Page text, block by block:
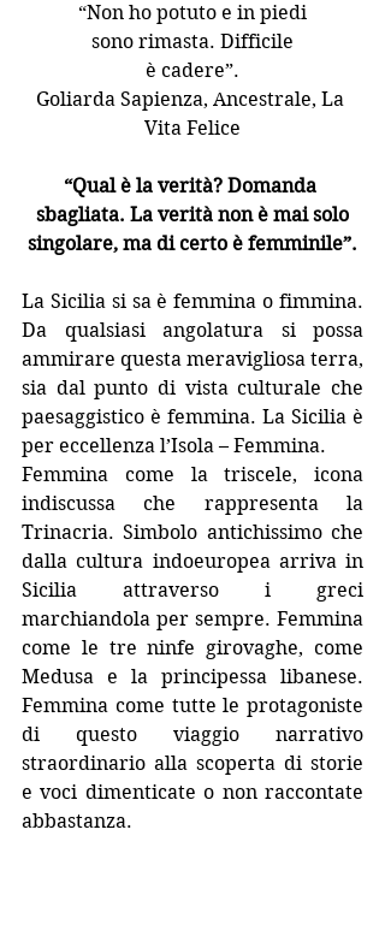
“Non ho potuto e in piedi
sono rimasta. Difficile
è cadere”.
Goliarda Sapienza, Ancestrale, La
Vita Felice
“Qual è la verità? Domanda
sbagliata. La verità non è mai solo
singolare, ma di certo è femminile”.
La Sicilia si sa è femmina o fimmina.
Da qualsiasi angolatura si possa
ammirare questa meravigliosa terra,
sia dal punto di vista culturale che
paesaggistico è femmina. La Sicilia è
per eccellenza l’Isola – Femmina.
Femmina come la triscele, icona
indiscussa che rappresenta la
Trinacria. Simbolo antichissimo che
dalla cultura indoeuropea arriva in
Sicilia attraverso i greci
marchiandola per sempre. Femmina
come le tre ninfe girovaghe, come
Medusa e la principessa libanese.
Femmina come tutte le protagoniste
di questo viaggio narrativo
straordinario alla scoperta di storie
e voci dimenticate o non raccontate
abbastanza.